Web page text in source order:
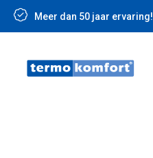
Meer dan 50 jaar ervaring!